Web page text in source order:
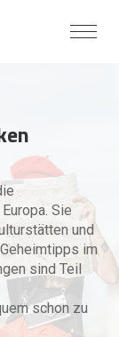
Sie
und
im
sind Teil
schon zu